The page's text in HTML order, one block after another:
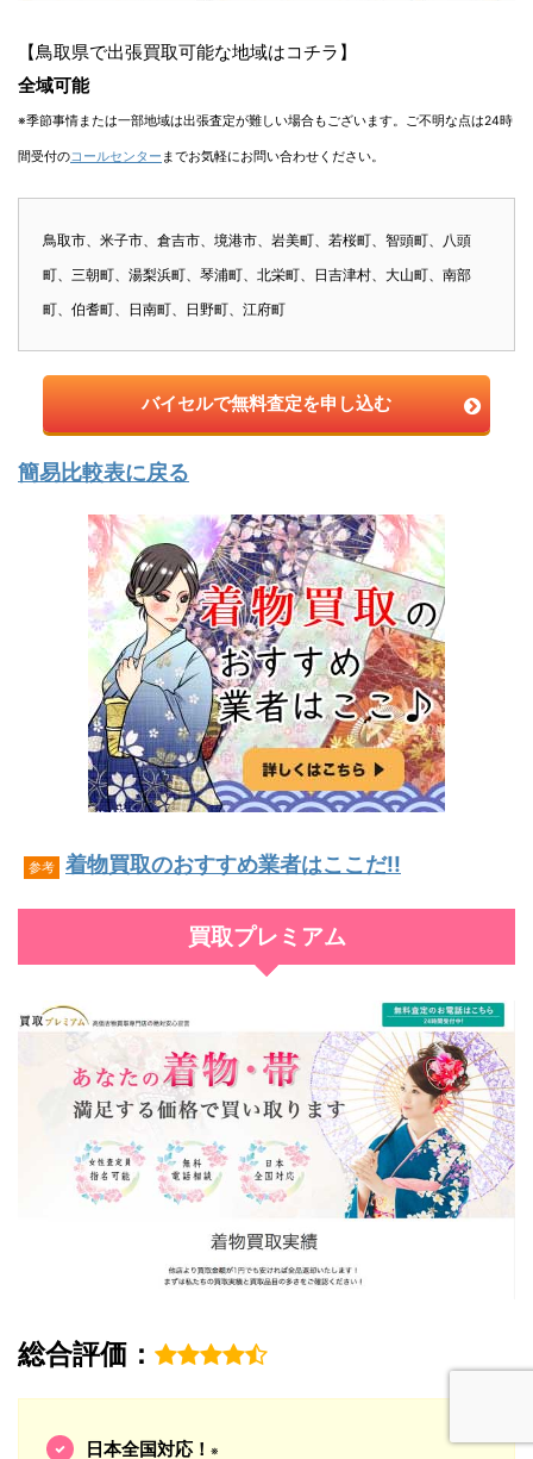
【鳥取県で出張買取可能な地域はコチラ】
全域可能
※季節事情または一部地域は出張査定が難しい場合もございます。ご不明な点は24時
間受付のコールセンター までお気軽にお問い合わせください。
鳥取市、米子市、倉吉市、境港市、岩美町、若桜町、智頭町、八頭
町、三朝町、湯梨浜町、琴浦町、北栄町、日吉津村、大山町、南部
町、伯耆町、日南町、日野町、江府町
バイセルで無料査定を申し込む
簡易比較表に戻る
参考 着物買取のおすすめ業者はここだ!!
買取プレミアム
総合評価：
日本全国対応！ ※